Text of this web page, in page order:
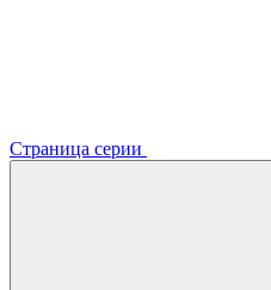
Страница серии